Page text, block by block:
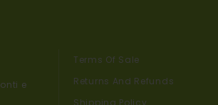
e
Terms Of Sale
Returns And Refunds
Shipping Policy